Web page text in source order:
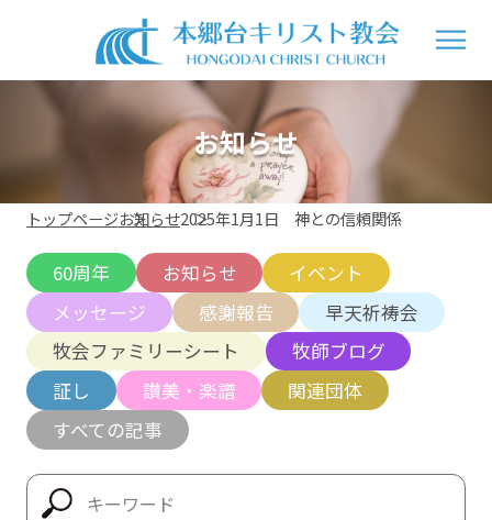
お知らせ
トップページお知らせ2025年1月1日 神との信頼関係
60周年 お知らせ
イベント
メッセージ
感謝報告
早天祈祷会
牧会ファミリーシート
牧師ブログ
証し
讃美・楽譜
関連団体
すべての記事